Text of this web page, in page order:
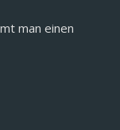
man einen